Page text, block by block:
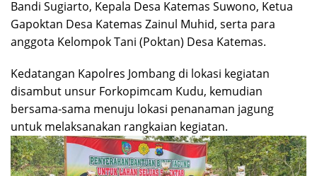
Bandi Sugiarto, Kepala Desa Katemas Suwono, Ketua
Gapoktan Desa Katemas Zainul Muhid, serta para
anggota Kelompok Tani (Poktan) Desa Katemas.
Kedatangan Kapolres Jombang di lokasi kegiatan
disambut unsur Forkopimcam Kudu, kemudian
bersama-sama menuju lokasi penanaman jagung
untuk melaksanakan rangkaian kegiatan.